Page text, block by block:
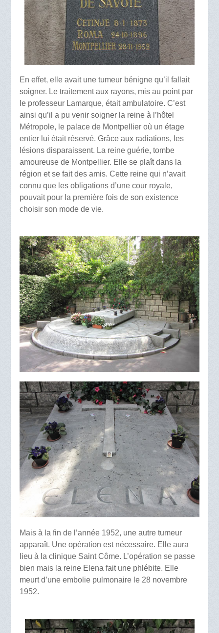
En effet, elle avait une tumeur bénigne qu’il fallait
soigner. Le traitement aux rayons, mis au point par
le professeur Lamarque, était ambulatoire. C’est
ainsi qu’il a pu venir soigner la reine à l’hôtel
Métropole, le palace de Montpellier où un étage
entier lui était réservé. Grâce aux radiations, les
lésions disparaissent. La reine guérie, tombe
amoureuse de Montpellier. Elle se plaît dans la
région et se fait des amis. Cette reine qui n’avait
connu que les obligations d’une cour royale,
pouvait pour la première fois de son existence
choisir son mode de vie.
Mais à la fin de l’année 1952, une autre tumeur
apparaît. Une opération est nécessaire. Elle aura
lieu à la clinique Saint Côme. L’opération se passe
bien mais la reine Elena fait une phlébite. Elle
meurt d’une embolie pulmonaire le 28 novembre
1952.